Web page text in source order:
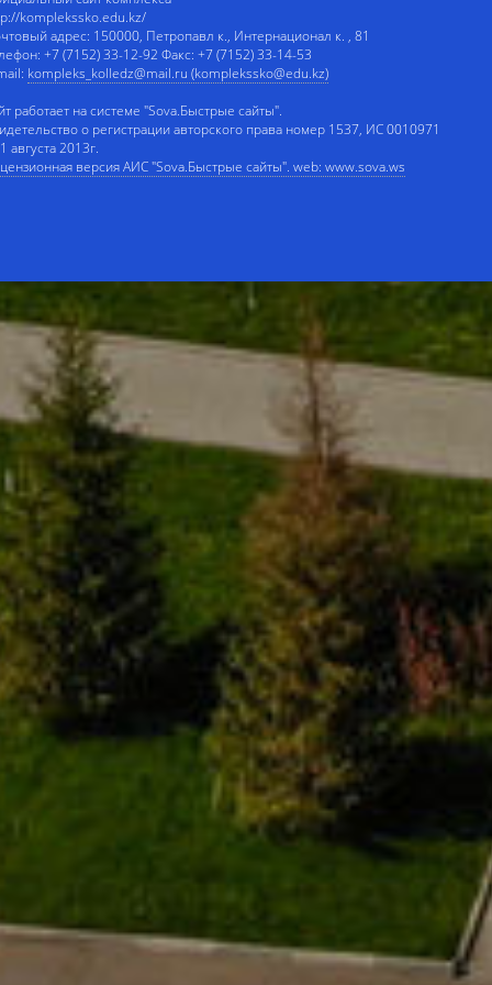
komplekssko.edu.kz/
адрес: 150000, Петропавл к., Интернационал к. , 81
+7 (7152) 33-12-92 Факс: +7 (7152) 33-14-53
kompleks_kolledz@mail.ru (komplekssko@edu.kz)
работает на системе "Sova.Быстрые сайты".
о регистрации авторского права номер 1537, ИС 0010971
августа 2013г.
версия АИС "Sova.Быстрые сайты". web: www.sova.ws